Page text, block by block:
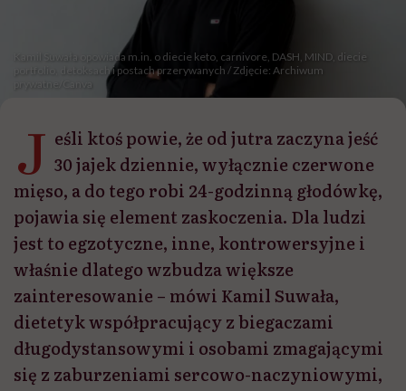
Kamil Suwała opowiada m.in. o diecie keto, carnivore, DASH, MIND, diecie
portfolio, detoksach i postach przerywanych / Zdjęcie: Archiwum
J eśli ktoś powie, że od jutra zaczyna jeść
30 jajek dziennie, wyłącznie czerwone
mięso, a do tego robi 24-godzinną głodówkę,
pojawia się element zaskoczenia. Dla ludzi
jest to egzotyczne, inne, kontrowersyjne i
właśnie dlatego wzbudza większe
zainteresowanie – mówi Kamil Suwała,
dietetyk współpracujący z biegaczami
długodystansowymi i osobami zmagającymi
się z zaburzeniami sercowo-naczyniowymi,